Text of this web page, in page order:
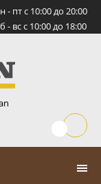
- пт c 10:00 до 20:00
- вс c 10:00 до 18:00